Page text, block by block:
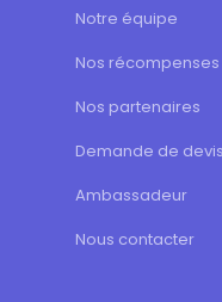
Notre équipe
Nos récompenses
Nos partenaires
Demande de devis
Ambassadeur
Nous contacter